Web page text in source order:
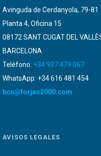
Avinguda de Cerdanyola, 79-81
Planta 4, Oficina 15
08172 SANT CUGAT DEL
BARCELONA
Teléfono: +34 937 479 067
WhatsApp: +34 616 481 454
bcn@forjas2000.com
AVISOS LEGALES